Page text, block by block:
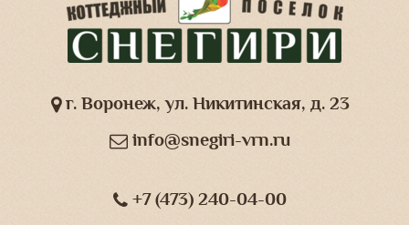
г. Воронеж, ул. Никитинская, д. 23
info@snegiri-vrn.ru
+7 (473) 240-04-00